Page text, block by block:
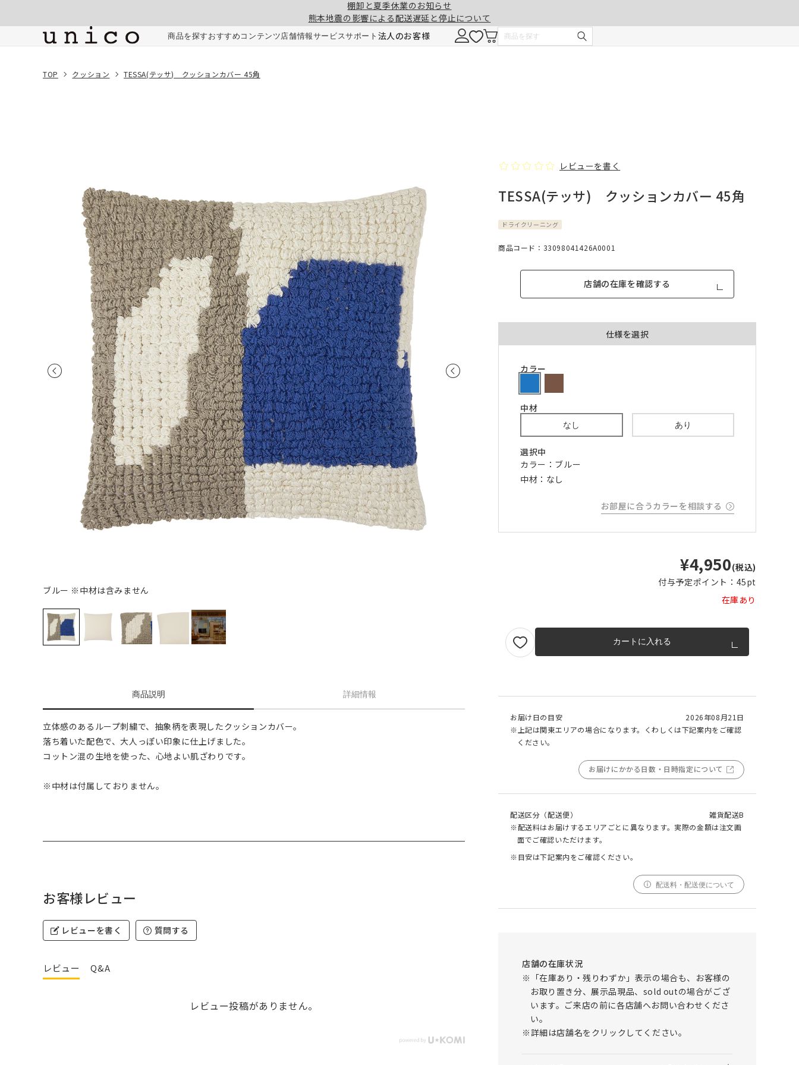
棚卸と夏季休業のお知らせ
熊本地震の影響による配送遅延と停止について
商品を探す おすすめコンテンツ 店舗情報サービスサポート 法人のお客様
TOP クッション TESSA(テッサ) クッションカバー 45角
一緒に購入する
ブルー ※中材は含みません
商品説明 詳細情報
立体感のあるループ刺繍で、抽象柄を表現したクッションカバー。
落ち着いた配色で、大人っぽい印象に仕上げました。
コットン混の生地を使った、心地よい肌ざわりです。
※中材は付属しておりません。
お客様レビュー
レビューを書く 質問する
レビュー Q&A
レビュー投稿がありません。
レビューを書く
TESSA(テッサ) クッションカバー 45角
ドライクリーニング
商品コード：33098041426A0001
店舗の在庫を確認する
仕様を選択
カラー
中材
なし あり
選択中
カラー：ブルー
中材：なし
お部屋に合うカラーを相談する
¥4,950(税込)
付与予定ポイント： 45pt
在庫あり
カートに入れる
ご注文内容
ご注文の前に注意事項を必ずご確認ください。
注意事項
ご注文は1cm単位で承ります。
仕上がりサイズには±1cm程度の誤差が生じま
す。
1.5倍ヒダ・2倍ヒダ⇒幅50～100cmまで、スト
レート⇒幅50～140cmまでは、片開き1枚での縫
製となります。両開きでの製作はできませんので
ご注意ください。
はぎ合わせ
対象サイズ
2倍ヒダ
形態安定加工
料金
仕上がり幅
〜100cm
〜200cm
〜300cm ¥6,105(税込)
〜400cm ¥8,140(税込)
｢形態安定加工OK」マークが付いている商品が対
象となります。
チェーンウェイトオプションと併用することはで
きません。
丈が280cmを超える商品の加工はできません。
片開き1.5倍ヒダは幅400cmまで、片開き2倍ヒ
ダは幅300cmまでとなります。
仕上がり幅が400cmを超える場合は、100cm毎
に+¥2,035となります。
ストレートカーテンは対象外となります。
一部商品は、風合いや生地感を活かすため、形態
安定加工に対応していません。
チェーンウェイト加工
チェーンウェイトなし
チェーンウェイト加工について
チェーンウェイト加工
料金（2倍ヒダ・1.5倍ヒダ）
仕上がり幅
〜100cm
〜200cm
〜300cm ¥5,280(税込)
〜400cm ¥7,040(税込)
料金（ストレート）
仕上がり幅
〜140cm (税込)
〜280cm (税込)
〜420cm (税込)
〜560cm (税込)
｢チェーンウェイト」マークが付いている商品が
対象となります。
形態安定加工オプションと併用することはできま
える場合は100cm毎に+¥1,760、ストレートカー
テンで560cmを超える場合は140cm 毎に+
完成イメージ
cm
TESSA(テッサ) クッションカバー 45角
採寸
仕上がり
ます。ご希望の仕上がりサイズがございましたら、こ
ちらでご調整ください。
仕上がりサイズによってはぎ合わせが入る場合がござ
幅(1.5倍/2倍のみ)、丈ともに、仕上がりサイズにプ
お届け日の目安
2026年08月21日
※上記は関東エリアの場合になります。くわしくは下記案内をご確認
ください。
お届けにかかる日数・日時指定について
配送区分（配送便）
雑貨配送B
※配送料はお届けするエリアごとに異なります。実際の金額は注文画
面でご確認いただけます。
※目安は下記案内をご確認ください。
配送料・配送便について
店舗の在庫状況
※「在庫あり・残りわずか」表示の場合も、お客様の
お取り置き分、展示品現品、sold outの場合がござ
います。ご来店の前に各店舗へお問い合わせくださ
い。
※詳細は店舗名をクリックしてください。